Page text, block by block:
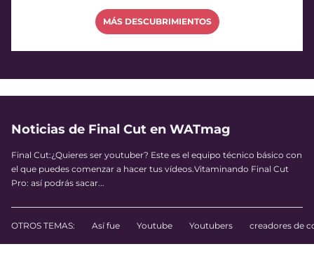
MÁS DESCUBRIMIENTOS
Noticias de Final Cut en WATmag
Final Cut:¿Quieres ser youtuber? Este es el equipo técnico básico con
el que puedes comenzar a hacer tus vídeos.Vitaminando Final Cut
Pro: así podrás sacar...
OTROS TEMAS: Así fue Youtube Youtubers creadores de